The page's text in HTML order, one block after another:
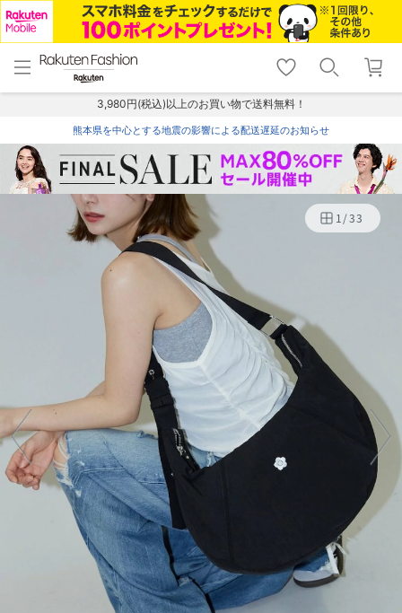
menu home
トップ
shopping_cart lock_outline
ログイン
3,980円(税込)以上のお買い物で送料無料！
熊本県を中心とする地震の影響による配送遅延のお知らせ
1/33